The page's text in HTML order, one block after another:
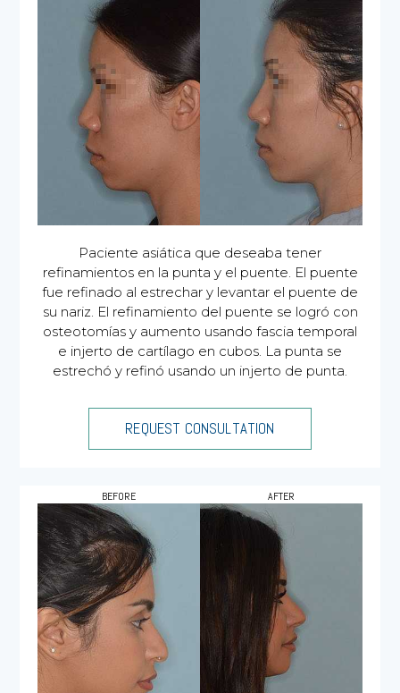
Contact & Location
Home
Paciente asiática que deseaba tener
refinamientos en la punta y el puente. El puente
fue refinado al estrechar y levantar el puente de
su nariz. El refinamiento del puente se logró con
osteotomías y aumento usando fascia temporal
e injerto de cartílago en cubos. La punta se
estrechó y refinó usando un injerto de punta.
REQUEST CONSULTATION